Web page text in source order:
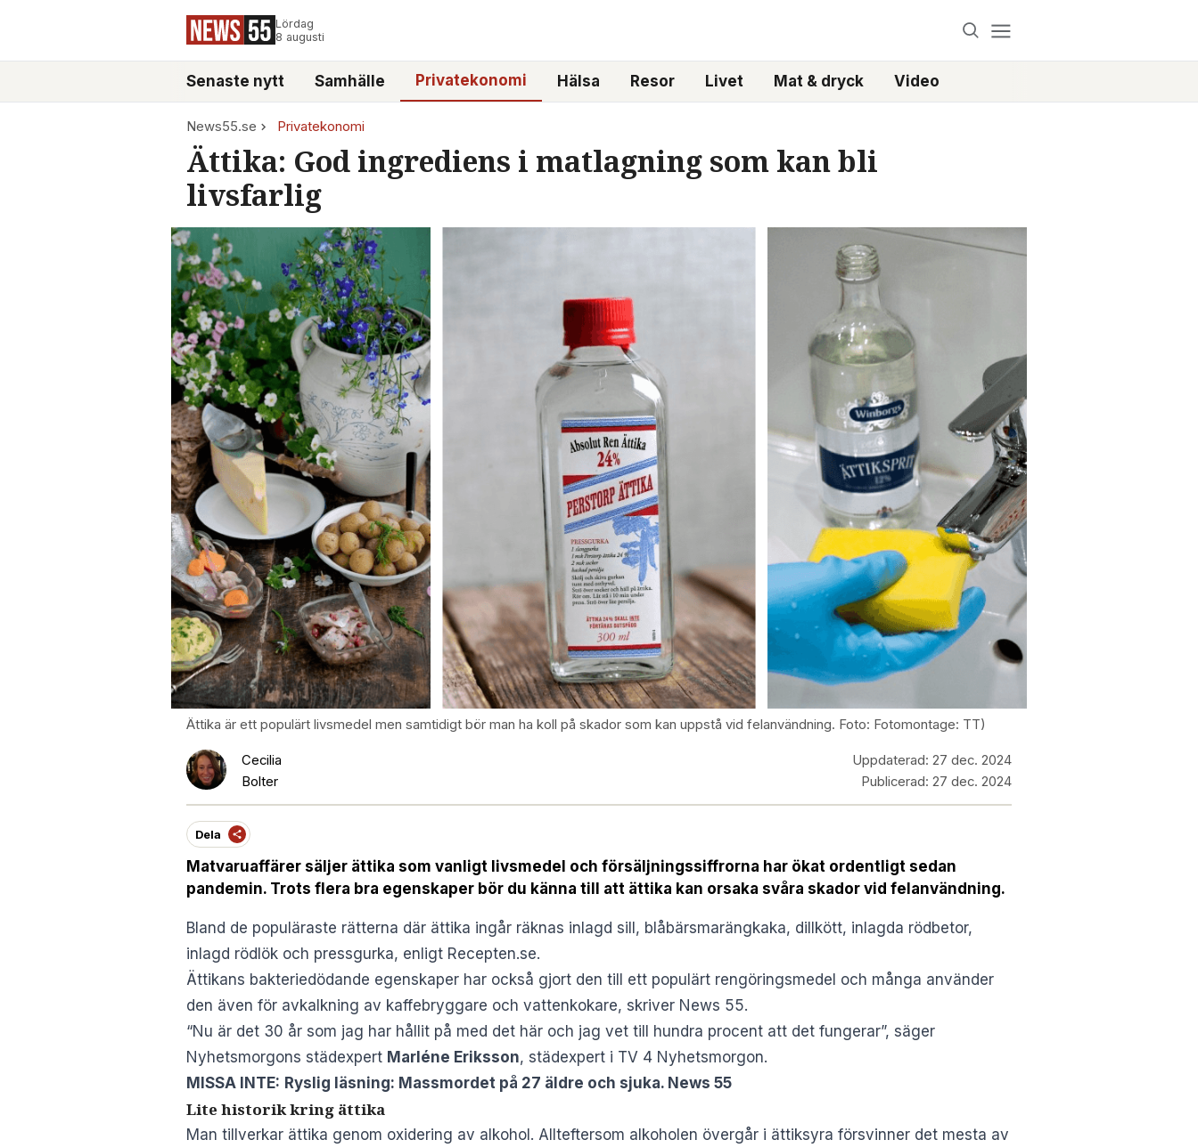
Lördag
8 augusti
Senaste nytt Samhälle Privatekonomi Hälsa Resor Livet Mat & dryck Video
News55.se Privatekonomi
Ättika: God ingrediens i matlagning som kan bli
livsfarlig
Ättika är ett populärt livsmedel men samtidigt bör man ha koll på skador som kan uppstå vid felanvändning. Foto: Fotomontage: TT)
Cecilia
Bolter
Uppdaterad: 27 dec. 2024
Publicerad: 27 dec. 2024
Dela
Matvaruaffärer säljer ättika som vanligt livsmedel och försäljningssiffrorna har ökat ordentligt sedan
pandemin. Trots flera bra egenskaper bör du känna till att ättika kan orsaka svåra skador vid felanvändning.
Bland de populäraste rätterna där ättika ingår räknas inlagd sill, blåbärsmarängkaka, dillkött, inlagda rödbetor,
inlagd rödlök och pressgurka, enligt Recepten.se.
Ättikans bakteriedödande egenskaper har också gjort den till ett populärt rengöringsmedel och många använder
den även för avkalkning av kaffebryggare och vattenkokare, skriver News 55.
“Nu är det 30 år som jag har hållit på med det här och jag vet till hundra procent att det fungerar”, säger
Nyhetsmorgons städexpert Marléne Eriksson, städexpert i TV 4 Nyhetsmorgon.
MISSA INTE: Ryslig läsning: Massmordet på 27 äldre och sjuka. News 55
Lite historik kring ättika
Man tillverkar ättika genom oxidering av alkohol. Allteftersom alkoholen övergår i ättiksyra försvinner det mesta av